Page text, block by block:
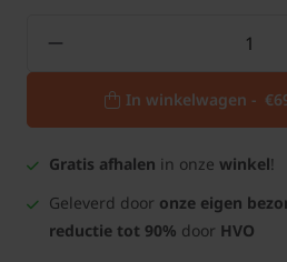
In winkelwagen -
Gratis afhalen in onze winkel!
Geleverd door onze eigen
reductie tot 90% door HVO